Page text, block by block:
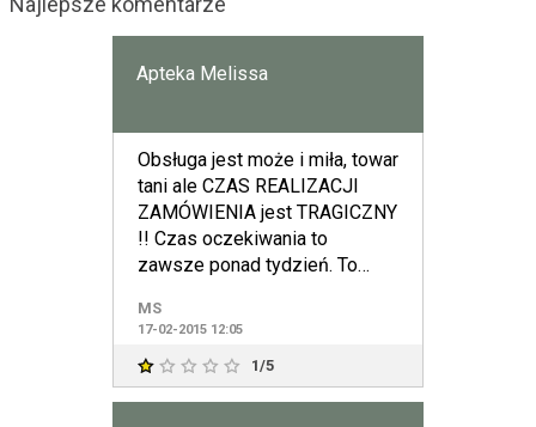
Apteka Melissa
Obsługa jest może i miła, towar
tani ale CZAS REALIZACJI
ZAMÓWIENIA jest TRAGICZNY
!! Czas oczekiwania to
zawsze ponad tydzień. To
MS
17-02-2015 12:05
1/5